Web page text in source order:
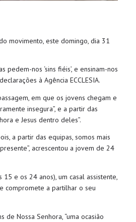
movimento, este domingo, dia 31
nos ‘sins fiéis’, e ensinam-nos
à Agência ECCLESIA.
em que os jovens chegam e
insegura”, e a partir das
e Jesus dentro deles”.
a partir das equipas, somos mais
acrescentou a jovem de 24
e os 24 anos), um casal assistente,
compromete a partilhar o seu
de Nossa Senhora, “uma ocasião